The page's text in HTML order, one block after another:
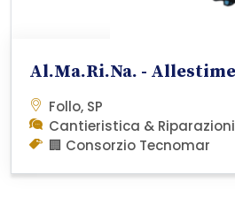
Follo, SP
Cantieristica & Riparazioni
🏢 Consorzio Tecnomar